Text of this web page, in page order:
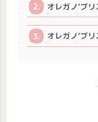
オレガノ‘ブ
オレガノ‘ブ